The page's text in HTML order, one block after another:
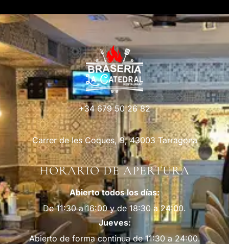
+34 679 50 26 82
Carrer de les Coques, 9, 43003 Tarragona
HORARIO DE APERTURA
Abierto todos los días:
De 11:30 a 16:00 y de 18:30 a 24:00.
Jueves:
Abierto de forma continua de 11:30 a 24:00.